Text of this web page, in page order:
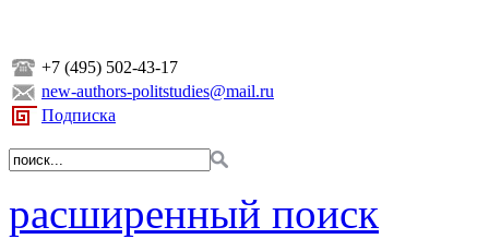
+7 (495) 502-43-17
new-authors-politstudies@mail.ru
Подписка
расширенный поиск